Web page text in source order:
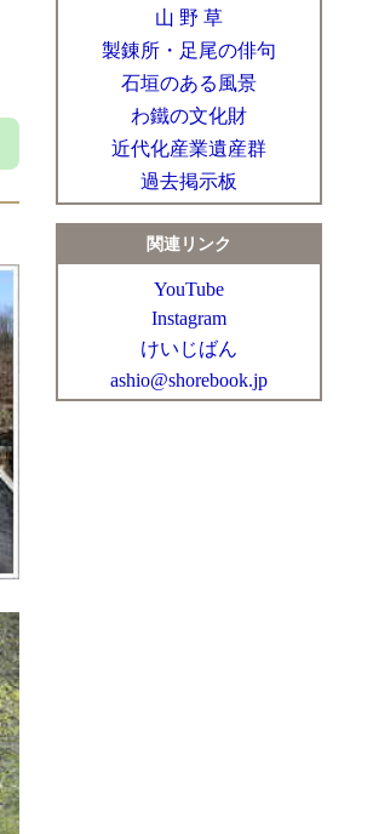
山 野 草
製錬所・足尾の俳句
石垣のある風景
わ鐵の文化財
近代化産業遺産群
過去掲示板
関連リンク
YouTube
Instagram
けいじばん
ashio@shorebook.jp